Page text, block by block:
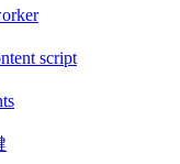
script